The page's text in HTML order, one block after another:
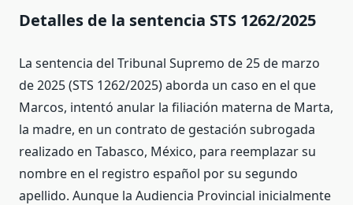
Detalles de la sentencia STS 1262/2025
La sentencia del Tribunal Supremo de 25 de marzo
de 2025 (STS 1262/2025) aborda un caso en el que
Marcos, intentó anular la filiación materna de Marta,
la madre, en un contrato de gestación subrogada
realizado en Tabasco, México, para reemplazar su
nombre en el registro español por su segundo
apellido. Aunque la Audiencia Provincial inicialmente